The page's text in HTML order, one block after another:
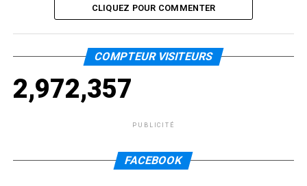
CLIQUEZ POUR COMMENTER
COMPTEUR VISITEURS
2,972,357
PUBLICITÉ
FACEBOOK